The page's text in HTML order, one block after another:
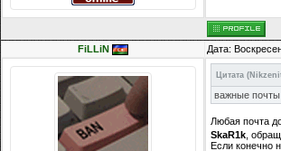
FiLLiN Дата:
Цитата (
важные почты
Любая почта
SkaR1k ,
Если конечно